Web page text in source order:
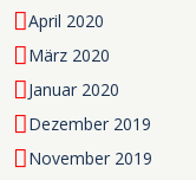
April 2020
März 2020
Januar 2020
Dezember 2019
November 2019